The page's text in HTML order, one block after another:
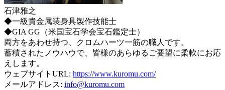
石津雅之
◆一級貴金属装身具製作技能士
◆GIA GG（米国宝石学会宝石鑑定士）
両方をあわせ持つ、クロムハーツ一筋の職人です。
蓄積されたノウハウで、皆様のあらゆるご要望に柔軟にお応
えします。
ウェブサイトURL: https://www.kuromu.com/
メールアドレス: info@kuromu.com